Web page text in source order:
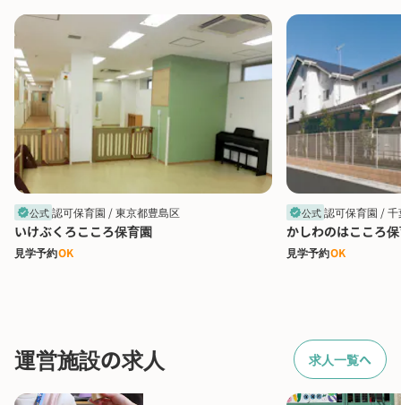
verified公式認可保育園 /東京都豊島区
いけぶくろこころ保育園
見学予約OK
verified公式認可保育園 /千
かしわのはこころ
見学予約OK
運営施設の求人 求人一覧へ